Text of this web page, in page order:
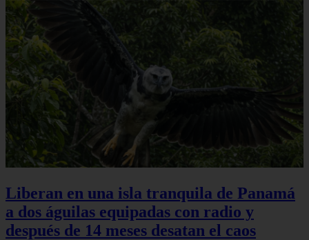
Liberan en una isla tranquila de Panamá
a dos águilas equipadas con radio y
después de 14 meses desatan el caos